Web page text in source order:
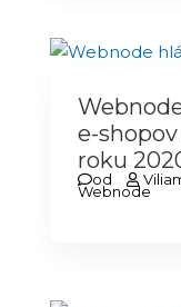
e-
roku
od
Webnode